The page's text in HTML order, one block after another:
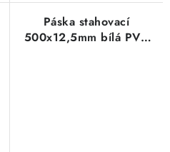
Páska stahovací
500x12,5mm bílá PVC